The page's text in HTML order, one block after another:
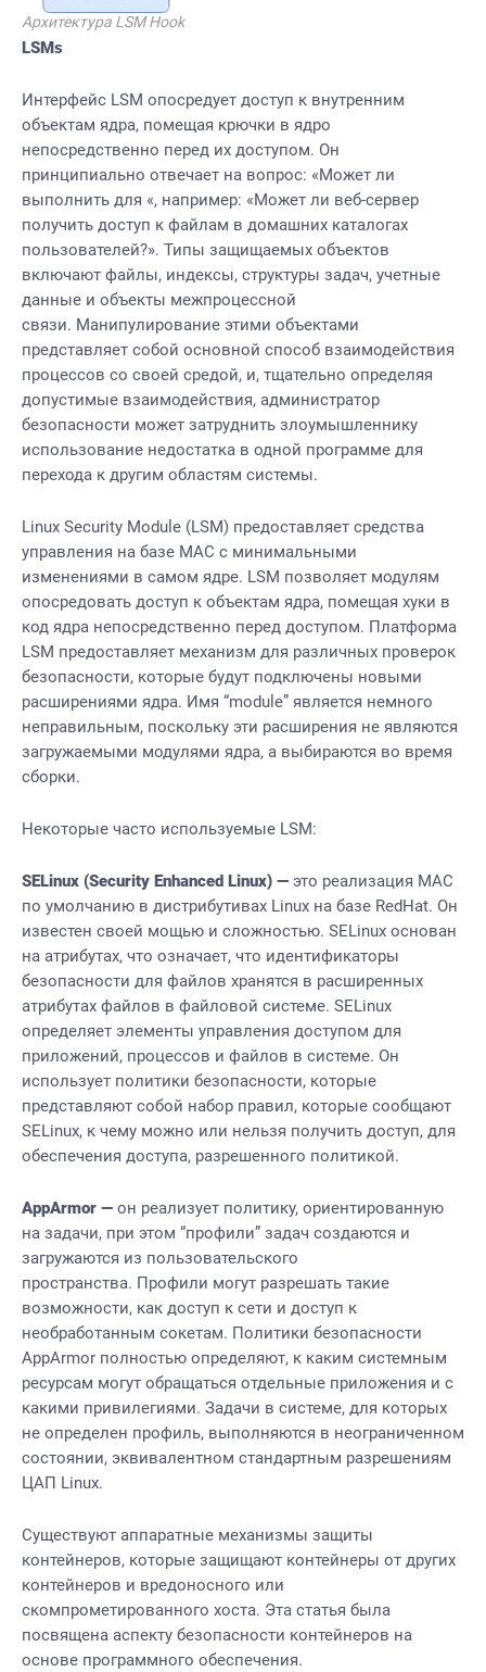
Архитектура LSM Hook
LSMs
Интерфейс LSM опосредует доступ к внутренним
объектам ядра, помещая крючки в ядро
непосредственно перед их доступом. Он
принципиально отвечает на вопрос: «Может ли
выполнить для «, например: «Может ли веб-сервер
получить доступ к файлам в домашних каталогах
пользователей?». Типы защищаемых объектов
включают файлы, индексы, структуры задач, учетные
данные и объекты межпроцессной
связи. Манипулирование этими объектами
представляет собой основной способ взаимодействия
процессов со своей средой, и, тщательно определяя
допустимые взаимодействия, администратор
безопасности может затруднить злоумышленнику
использование недостатка в одной программе для
перехода к другим областям системы.
Linux Security Module (LSM) предоставляет средства
управления на базе MAC с минимальными
изменениями в самом ядре. LSM позволяет модулям
опосредовать доступ к объектам ядра, помещая хуки в
код ядра непосредственно перед доступом. Платформа
LSM предоставляет механизм для различных проверок
безопасности, которые будут подключены новыми
расширениями ядра. Имя “module” является немного
неправильным, поскольку эти расширения не являются
загружаемыми модулями ядра, а выбираются во время
сборки.
Некоторые часто используемые LSM:
SELinux (Security Enhanced Linux) — это реализация MAC
по умолчанию в дистрибутивах Linux на базе RedHat. Он
известен своей мощью и сложностью. SELinux основан
на атрибутах, что означает, что идентификаторы
безопасности для файлов хранятся в расширенных
атрибутах файлов в файловой системе. SELinux
определяет элементы управления доступом для
приложений, процессов и файлов в системе. Он
использует политики безопасности, которые
представляют собой набор правил, которые сообщают
SELinux, к чему можно или нельзя получить доступ, для
обеспечения доступа, разрешенного политикой.
AppArmor — он реализует политику, ориентированную
на задачи, при этом “профили” задач создаются и
загружаются из пользовательского
пространства. Профили могут разрешать такие
возможности, как доступ к сети и доступ к
необработанным сокетам. Политики безопасности
AppArmor полностью определяют, к каким системным
ресурсам могут обращаться отдельные приложения и с
какими привилегиями. Задачи в системе, для которых
не определен профиль, выполняются в неограниченном
состоянии, эквивалентном стандартным разрешениям
ЦАП Linux.
Существуют аппаратные механизмы защиты
контейнеров, которые защищают контейнеры от других
контейнеров и вредоносного или
скомпрометированного хоста. Эта статья была
посвящена аспекту безопасности контейнеров на
основе программного обеспечения.